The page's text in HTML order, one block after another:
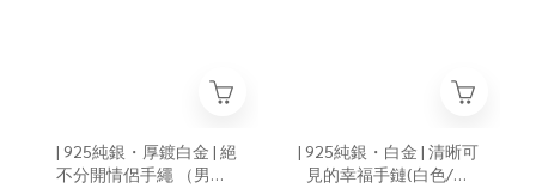
| 925純銀・厚鍍白金 | 絕
不分開情侶手繩 （男款 /
| 925純銀・白金 | 清晰可
見的幸福手鏈(白色/綠